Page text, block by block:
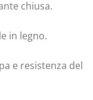
chiusa.
in legno.
e resistenza del